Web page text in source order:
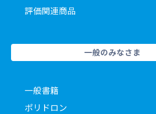
評価関連商品
一般のみなさま
一般書籍
ポリドロン